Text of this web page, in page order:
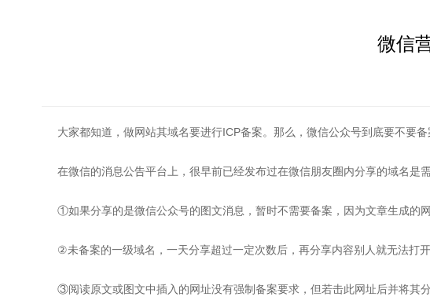
微信
大家都知道，做网站其域名要进行ICP备案。那么，微信公众号到底要不要备
在微信的消息公告平台上，很早前已经发布过在微信朋友圈内分享的域名是
①如果分享的是微信公众号的图文消息，暂时不需要备案，因为文章生成的
②未备案的一级域名，一天分享超过一定次数后，再分享内容别人就无法打
③阅读原文或图文中插入的网址没有强制备案要求，但若击此网址后并将其